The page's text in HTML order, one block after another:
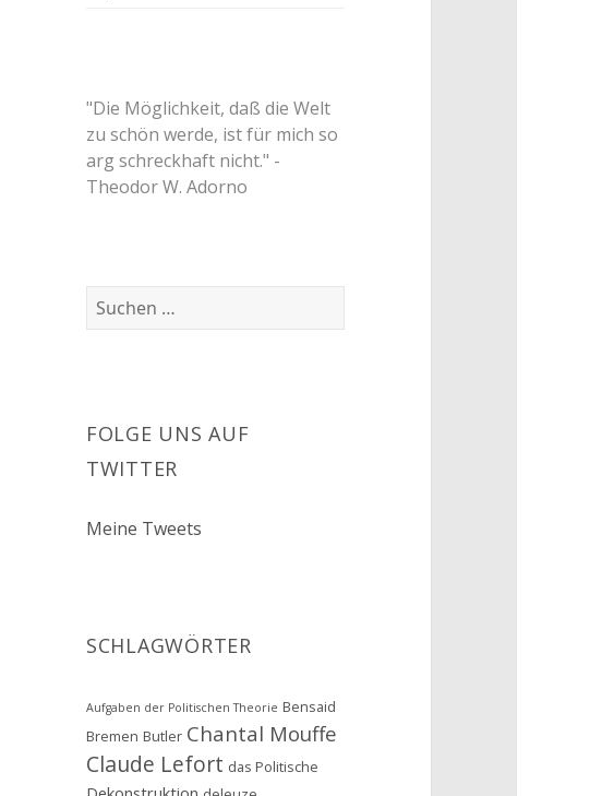
"Die Möglichkeit, daß die Welt
zu schön werde, ist für mich so
arg schreckhaft nicht." -
Theodor W. Adorno
Suchen
nach:
FOLGE UNS AUF
TWITTER
Meine Tweets
SCHLAGWÖRTER
Aufgaben der Politischen Theorie Bensaid
Bremen Butler Chantal Mouffe
Claude Lefort das Politische